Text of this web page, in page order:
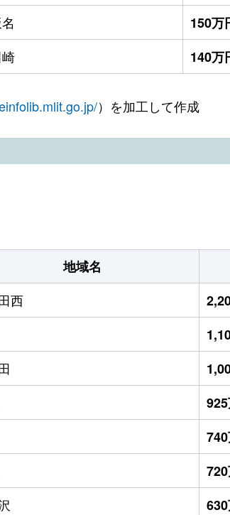
150万
140万
）を加工して作成
地域名
西